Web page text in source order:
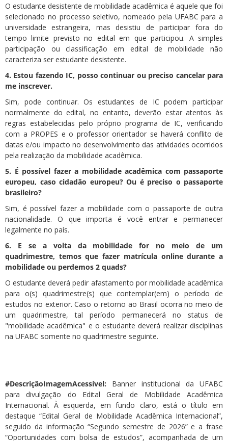
O estudante desistente de mobilidade acadêmica é aquele que foi
selecionado no processo seletivo, nomeado pela UFABC para a
universidade estrangeira, mas desistiu de participar fora do
tempo limite previsto no edital em que participou. A simples
participação ou classificação em edital de mobilidade não
caracteriza ser estudante desistente.
4. Estou fazendo IC, posso continuar ou preciso cancelar para
me inscrever.
Sim, pode continuar. Os estudantes de IC podem participar
normalmente do edital, no entanto, deverão estar atentos às
regras estabelecidas pelo próprio programa de IC, verificando
com a PROPES e o professor orientador se haverá conflito de
datas e/ou impacto no desenvolvimento das atividades ocorridos
pela realização da mobilidade acadêmica.
5. É possível fazer a mobilidade acadêmica com passaporte
europeu, caso cidadão europeu? Ou é preciso o passaporte
brasileiro?
Sim, é possível fazer a mobilidade com o passaporte de outra
nacionalidade. O que importa é você entrar e permanecer
legalmente no país.
6. E se a volta da mobilidade for no meio de um
quadrimestre, temos que fazer matrícula online durante a
mobilidade ou perdemos 2 quads?
O estudante deverá pedir afastamento por mobilidade acadêmica
para o(s) quadrimestre(s) que contemplar(em) o período de
estudos no exterior. Caso o retorno ao Brasil ocorra no meio de
um quadrimestre, tal período permanecerá no status de
"mobilidade acadêmica" e o estudante deverá realizar disciplinas
na UFABC somente no quadrimestre seguinte.
#DescriçãoImagemAcessível: Banner institucional da UFABC
para divulgação do Edital Geral de Mobilidade Acadêmica
Internacional. À esquerda, em fundo claro, está o título em
destaque “Edital Geral de Mobilidade Acadêmica Internacional”,
seguido da informação “Segundo semestre de 2026” e a frase
“Oportunidades com bolsa de estudos”, acompanhada de um